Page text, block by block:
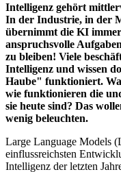
Intelligenz gehört
In der Industrie, in der
übernimmt die KI
anspruchsvolle
zu bleiben! Viele
Intelligenz und wissen
Haube" funktioniert.
wie funktionieren die
sie heute sind? Das
wenig beleuchten.
Large Language Models
einflussreichsten
Intelligenz der letzten